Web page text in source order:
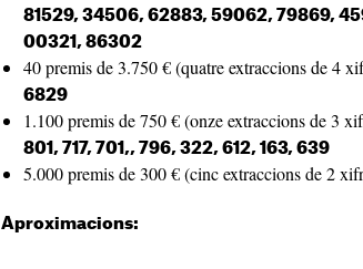
81529, 34506, 62883, 59062, 79869,
00321, 86302
40 premis de 3.750 € (quatre extraccions de 4
6829
1.100 premis de 750 € (onze extraccions de 3
801, 717, 701,, 796, 322, 612, 163, 639
5.000 premis de 300 € (cinc extraccions de 2
Aproximacions: